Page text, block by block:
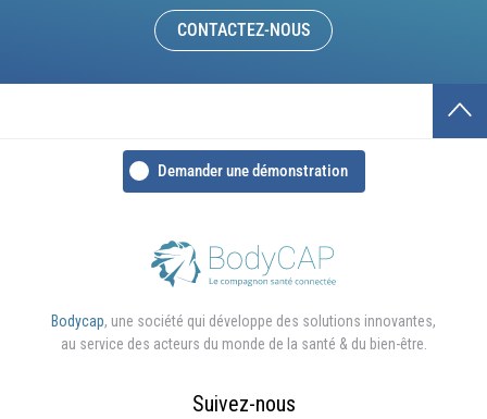
CONTACTEZ-NOUS
Demander une démonstration
Bodycap, une société qui développe des solutions innovantes,
au service des acteurs du monde de la santé & du bien-être.
Suivez-nous